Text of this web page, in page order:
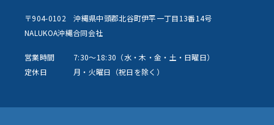
〒904-0102 沖縄県中頭郡北谷町伊平一丁目13番14号
NALUKOA沖縄合同会社
営業時間
7:30～18:30（水・木・金・土・日曜日）
​定休日
月・火曜日（祝日を除く）